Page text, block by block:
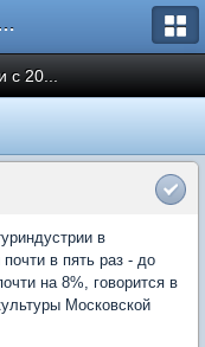
Новостройки
с 20...
в
в пять раз - до
на 8%, говорится в
Московской